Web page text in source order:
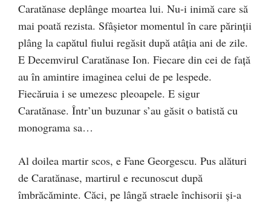
Caratănase deplânge moartea lui. Nu-i inimă care să
mai poată rezista. Sfâşietor momentul în care părinţii
plâng la capătul fiului regăsit după atâţia ani de zile.
E Decemvirul Caratănase Ion. Fiecare din cei de faţă
au în amintire imaginea celui de pe lespede.
Fiecăruia i se umezesc pleoapele. E sigur
Caratănase. Într’un buzunar s’au găsit o batistă cu
monograma sa…
Al doilea martir scos, e Fane Georgescu. Pus alături
de Caratănase, martirul e recunoscut după
îmbrăcăminte. Căci, pe lângă straele închisorii şi-a